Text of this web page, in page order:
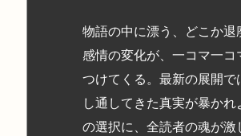
物語の中に漂う、どこか
感情の変化が、一コマ一
つけてくる。最新の展開
し通してきた真実が暴か
の選択に、全読者の魂が激